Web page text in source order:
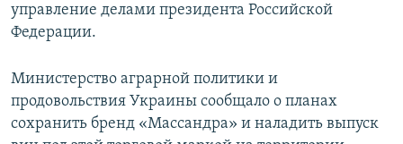
управление делами президента Российской
Федерации.
Министерство аграрной политики и
продовольствия Украины сообщало о планах
сохранить бренд «Массандра» и наладить выпуск